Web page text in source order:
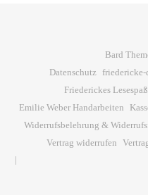
Bard
Datenschutz
friedericke-
Friederickes Lesespaß
Emilie Weber Handarbeiten
Widerrufsbelehrung &
Vertrag widerrufen